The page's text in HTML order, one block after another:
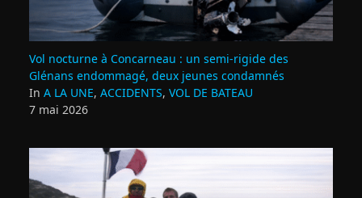
Vol nocturne à Concarneau : un semi‑rigide des
Glénans endommagé, deux jeunes condamnés
In A LA UNE, ACCIDENTS, VOL DE BATEAU
7 mai 2026